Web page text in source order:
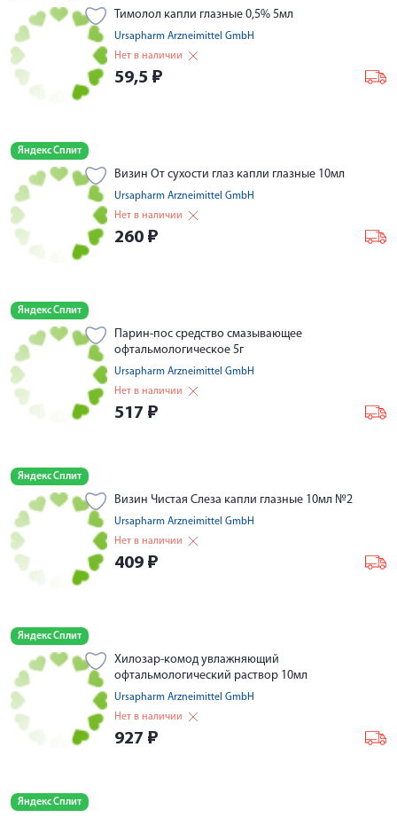
Тимолол капли глазные 0,5% 5мл
Ursapharm Arzneimittel GmbH
Нет в наличии
59,5 ₽
Яндекс Сплит
Визин От сухости глаз капли глазные 10мл
Ursapharm Arzneimittel GmbH
Нет в наличии
260 ₽
Яндекс Сплит
Парин-пос средство смазывающее
офтальмологическое 5г
Ursapharm Arzneimittel GmbH
Нет в наличии
517 ₽
Яндекс Сплит
Визин Чистая Слеза капли глазные 10мл №2
Ursapharm Arzneimittel GmbH
Нет в наличии
409 ₽
Яндекс Сплит
Хилозар-комод увлажняющий
офтальмологический раствор 10мл
Ursapharm Arzneimittel GmbH
Нет в наличии
927 ₽
Яндекс Сплит